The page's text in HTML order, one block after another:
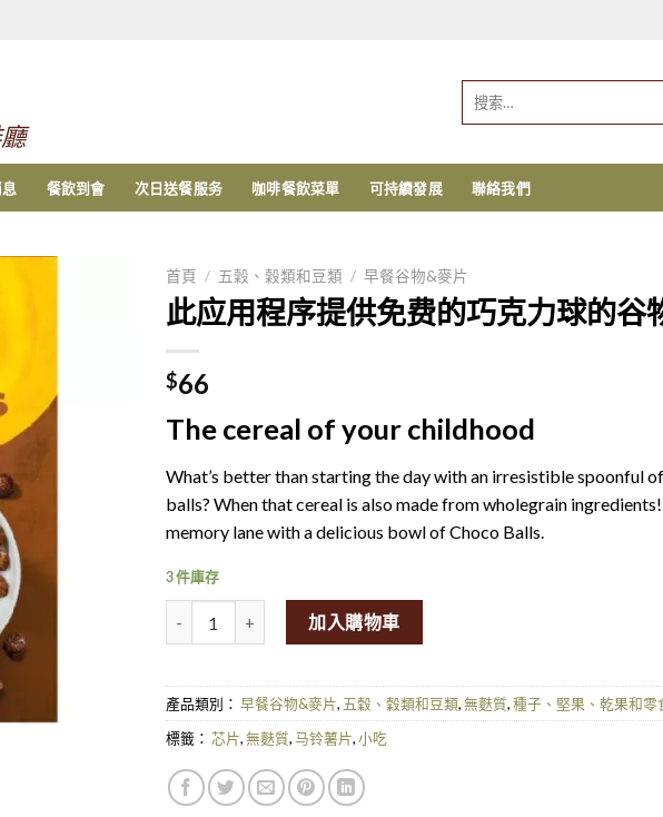
索：
餐飲到會 次日送餐服务 咖啡餐飲菜單 可持續發展 聯絡我們
首頁 / 五穀、穀類和豆類 / 早餐谷物&麥片
此应用程序提供免费的巧克力球的谷
$66
The cereal of your childhood
What’s better than starting the day with an irresistible spoonful
balls? When that cereal is also made from wholegrain
memory lane with a delicious bowl of Choco Balls.
3 件庫存
Schär Gluten Free Choco Ball Cereal 250g量
加入購物車
產品類別： 早餐谷物&麥片, 五穀、穀類和豆類,無麩質,種子、堅果、乾果和零
標籤： 芯片,無麩質,马铃薯片,小吃